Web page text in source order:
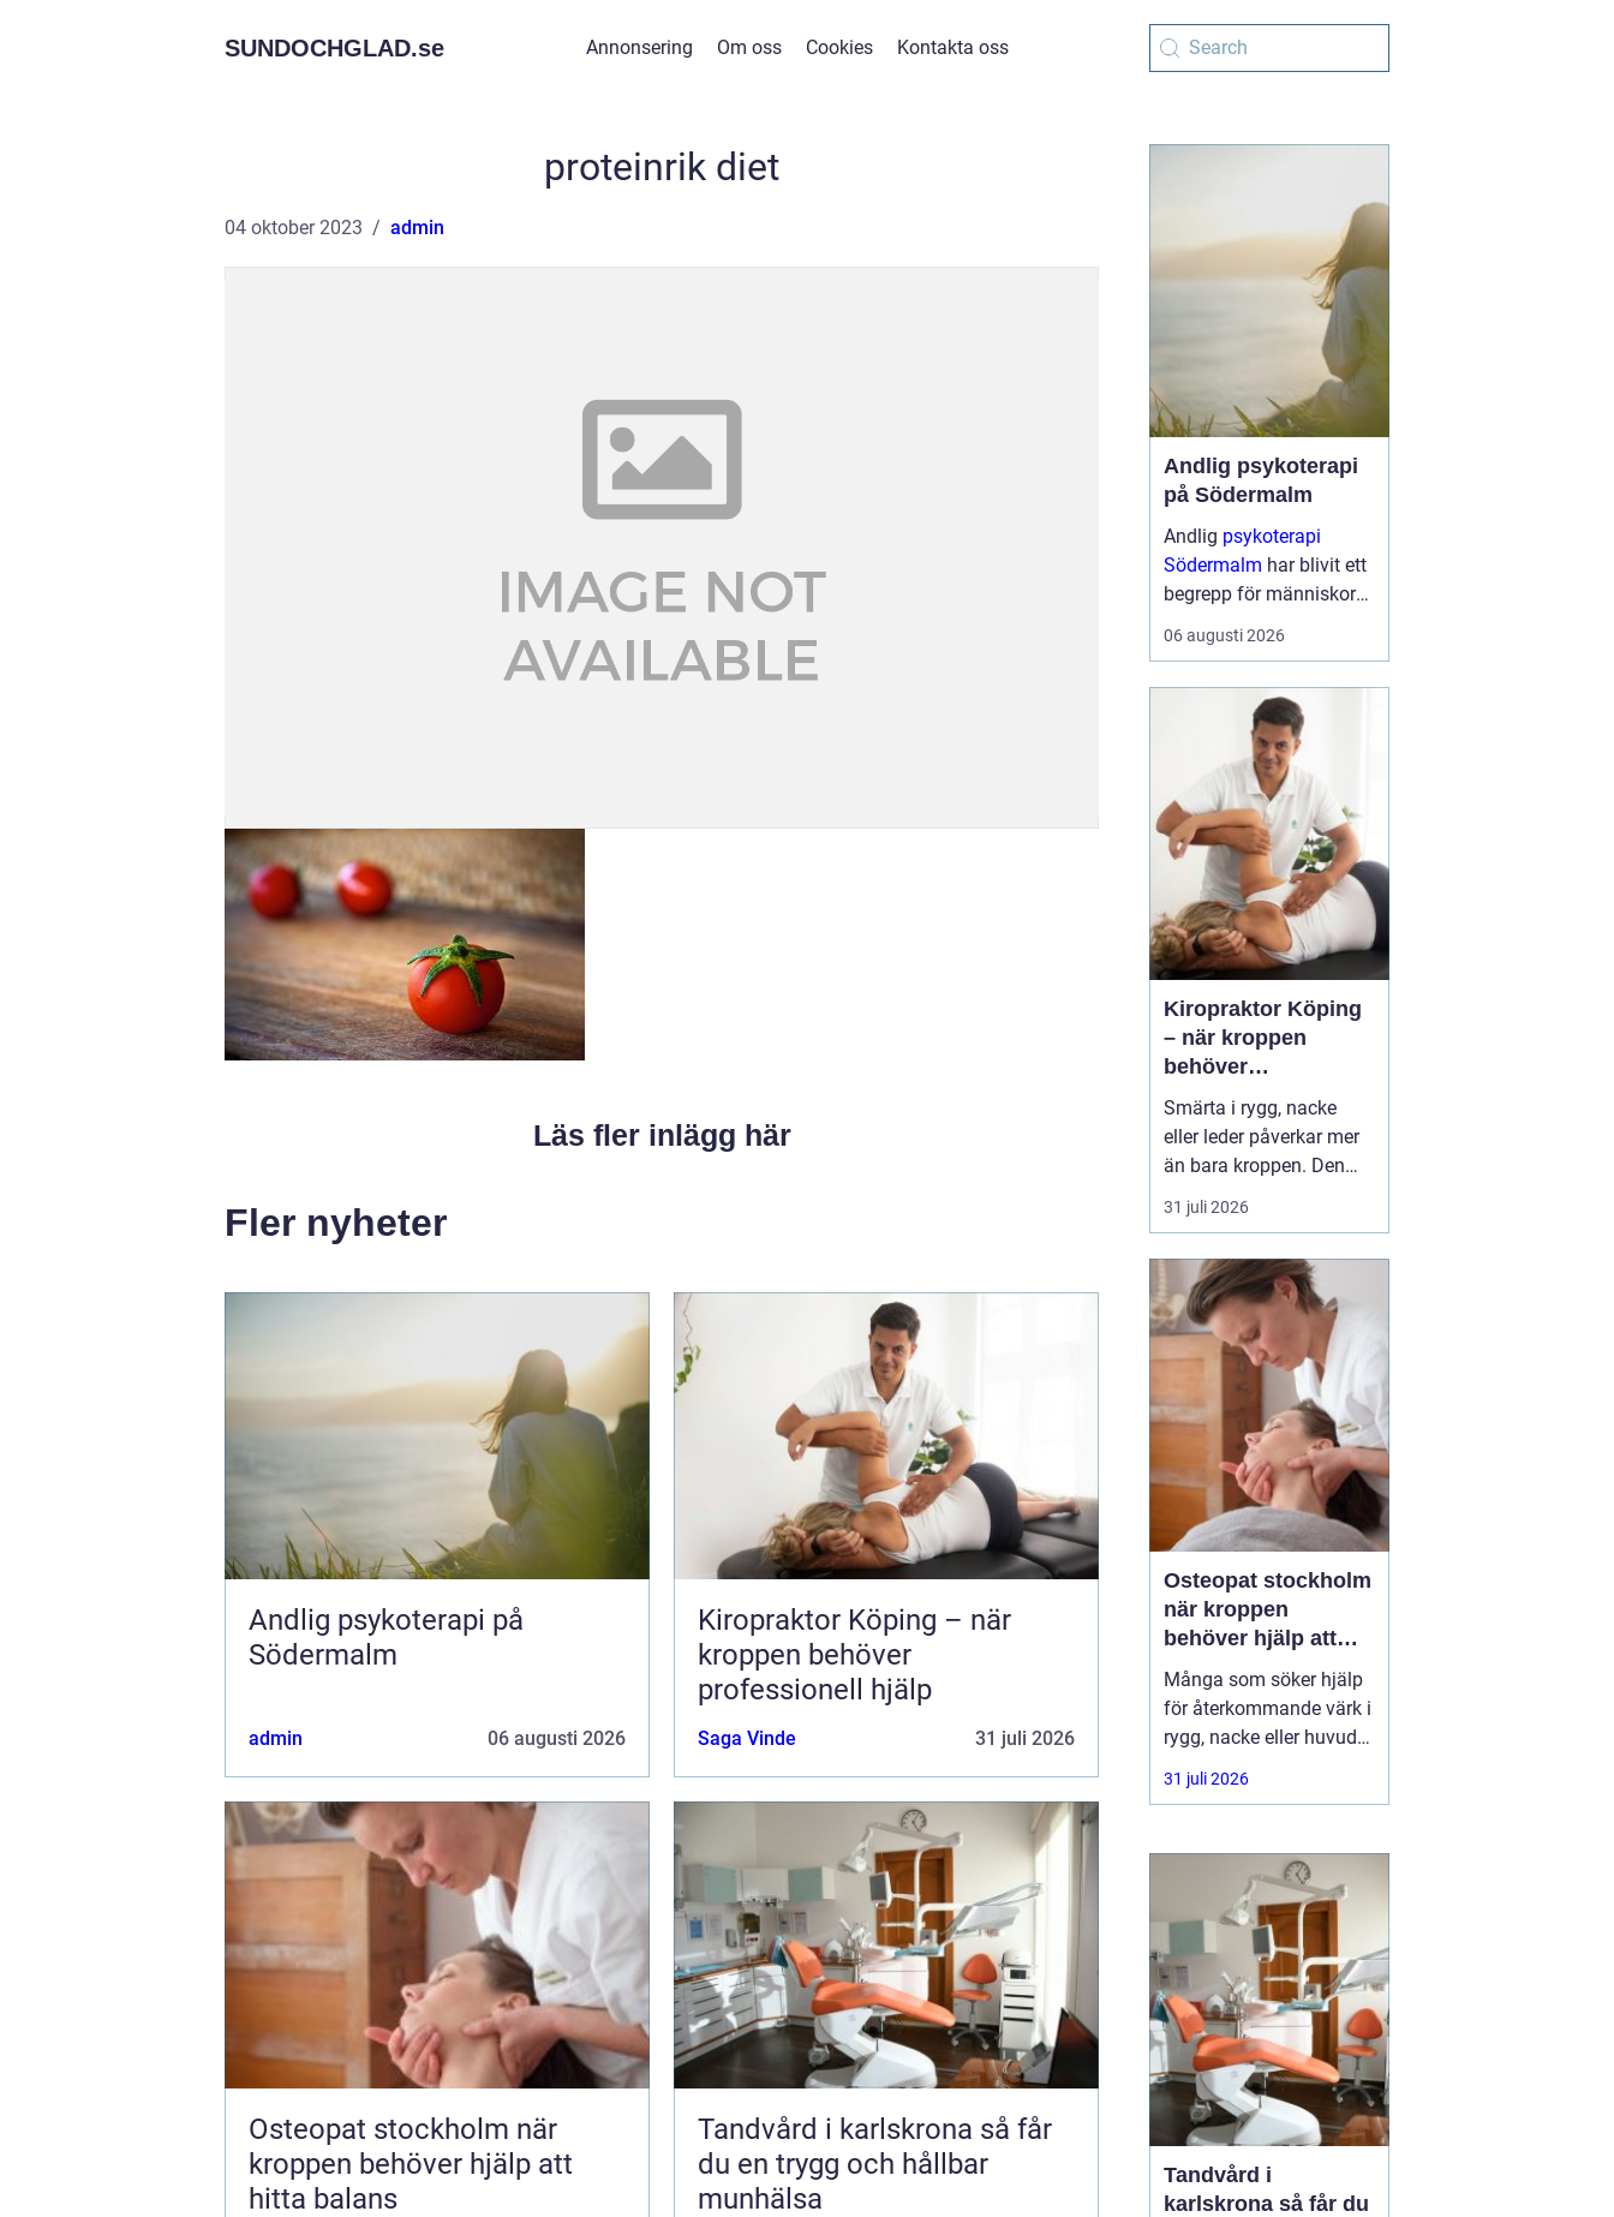
SUNDOCHGLAD.se Annonsering Om oss Cookies Kontakta oss
proteinrik diet
04 oktober 2023 admin
Läs fler inlägg här
Fler nyheter
Andlig psykoterapi på
Södermalm
admin 06 augusti 2026
Kiropraktor Köping – när
kroppen behöver
professionell hjälp
Saga Vinde 31 juli 2026
Osteopat stockholm när
kroppen behöver hjälp att
hitta balans
Tandvård i karlskrona så får
du en trygg och hållbar
munhälsa
Andlig psykoterapi
på Södermalm
Andlig psykoterapi
Södermalm har blivit ett
begrepp för människor
som söker en mer
fördjupad form av
psykologiska och
existentiella frågor f...
06 augusti 2026
Kiropraktor Köping
– när kroppen
behöver
professionell hjälp
Smärta i rygg, nacke
eller leder påverkar mer
än bara kroppen. Den
kan störa sömnen, göra
det svårt att koncentrera
sådant som arbete,
träning och vardagliga
sysslor. M...
31 juli 2026
Osteopat stockholm
när kroppen
behöver hjälp att
hitta balans
Många som söker hjälp
för återkommande värk i
rygg, nacke eller huvud
har redan provat både
träning, vila och
besvären släpper. Där
någonstans uppstår ofta
intresset för osteopati.
31 juli 2026
Tandvård i
karlskrona så får du